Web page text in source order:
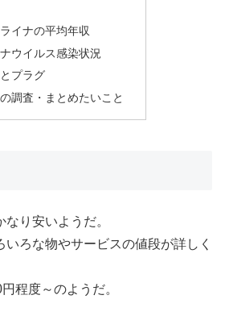
イナの平均年収
ウイルス感染状況
プラグ
調査・まとめたいこと
り安いようだ。
ろな物やサービスの値段が詳しく
程度～のようだ。